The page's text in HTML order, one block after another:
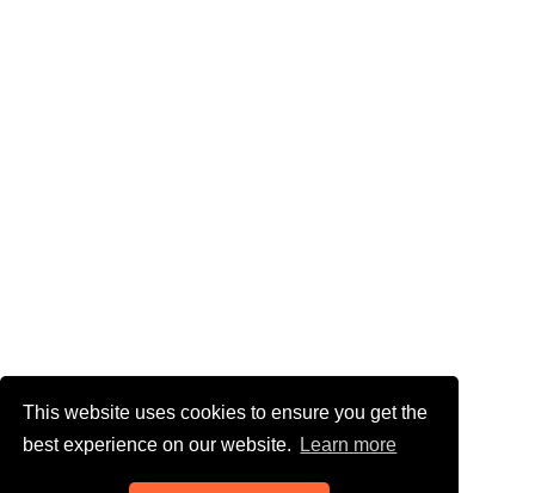
This website uses cookies to ensure you get the
best experience on our website.
Learn more